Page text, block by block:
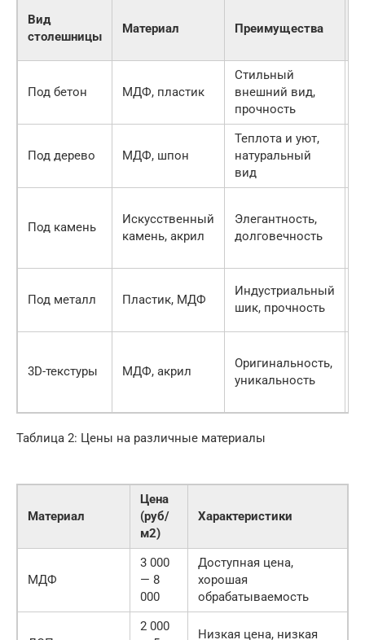
Вид
столешницы
Материал Преимущества
Под бетон МДФ, пластик
Стильный
внешний вид,
прочность
Под дерево МДФ, шпон
Теплота и уют,
натуральный
вид
Под камень
Искусственный
камень, акрил
Элегантность,
долговечность
Под металл Пластик, МДФ
Индустриальный
шик, прочность
3D-текстуры МДФ, акрил
Оригинальность,
уникальность
Таблица 2: Цены на различные материалы
Материал
Цена
(руб/
м2)
Характеристики
МДФ
3 000
— 8
000
Доступная цена,
хорошая
обрабатываемость
2 000
Низкая цена, низкая